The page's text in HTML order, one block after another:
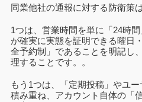
同業他社の通報に対する防衛策
1つは、営業時間を単に「24時
が確実に実態を証明できる曜日
全予約制」であることを明記し
理することです。。
もう1つは、「定期投稿」やユ
積み重ね、アカウント自体の「